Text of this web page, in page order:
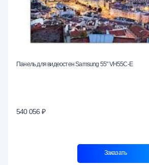
Панель для видеостен Samsung 55" VH55C-E
540 056 ₽
Заказать